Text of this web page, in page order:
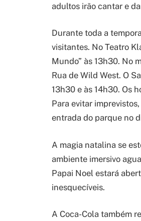
adultos irão cantar e
Durante toda a
visitantes. No Teatro
Mundo” às 13h30. No
Rua de Wild West. O
13h30 e às 14h30. Os
Para evitar
entrada do parque no
A magia natalina se
ambiente imersivo
Papai Noel estará
inesquecíveis.
A Coca-Cola também